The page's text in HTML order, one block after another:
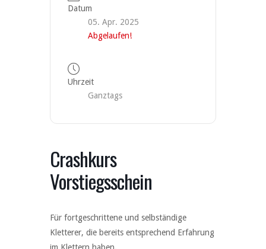
Datum
05. Apr. 2025
Abgelaufen!
Uhrzeit
Ganztags
Crashkurs
Vorstiegsschein
Für fortgeschrittene und selbständige
Kletterer, die bereits entsprechend Erfahrung